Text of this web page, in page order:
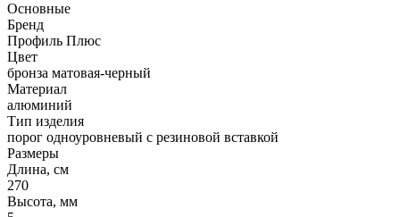
Основные
Бренд
Профиль Плюс
Цвет
бронза матовая-черный
Материал
алюминий
Тип изделия
порог одноуровневый с резиновой вставкой
Размеры
Длина, см
270
Высота, мм